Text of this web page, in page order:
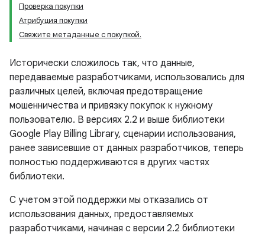
Проверка покупки
Атрибуция покупки
Свяжите метаданные с покупкой.
Исторически сложилось так, что данные,
передаваемые разработчиками, использовались для
различных целей, включая предотвращение
мошенничества и привязку покупок к нужному
пользователю. В версиях 2.2 и выше библиотеки
Google Play Billing Library, сценарии использования,
ранее зависевшие от данных разработчиков, теперь
полностью поддерживаются в других частях
библиотеки.
С учетом этой поддержки мы отказались от
использования данных, предоставляемых
разработчиками, начиная с версии 2.2 библиотеки